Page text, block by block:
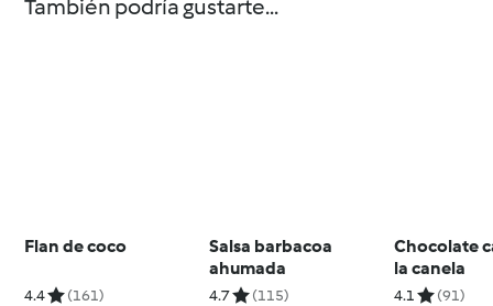
También podría gustarte...
Flan de coco
4.4 (161)
Salsa barbacoa
ahumada
4.7 (115)
Chocolate
la canela
4.1 (91)